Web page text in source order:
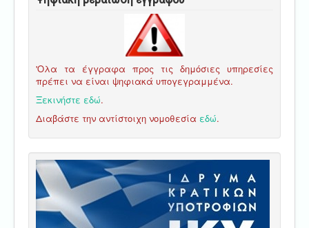
'Ολα τα έγγραφα προς τις δημόσιες υπηρεσίες
πρέπει να είναι ψηφιακά υπογεγραμμένα.
Ξεκινήστε εδώ.
Διαβάστε την αντίστοιχη νομοθεσία εδώ.